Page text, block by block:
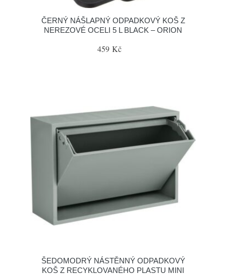
ČERNÝ NÁŠLAPNÝ ODPADKOVÝ KOŠ Z
NEREZOVÉ OCELI 5 L BLACK – ORION
459 Kč
ŠEDOMODRÝ NÁSTĚNNÝ ODPADKOVÝ
KOŠ Z RECYKLOVANÉHO PLASTU MINI